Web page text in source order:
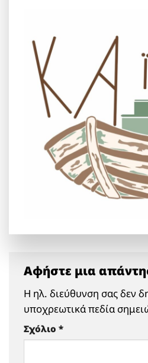
Αφήστε μια
Η ηλ. διεύθυνση σας δεν
υποχρεωτικά πεδία
Σχόλιο *